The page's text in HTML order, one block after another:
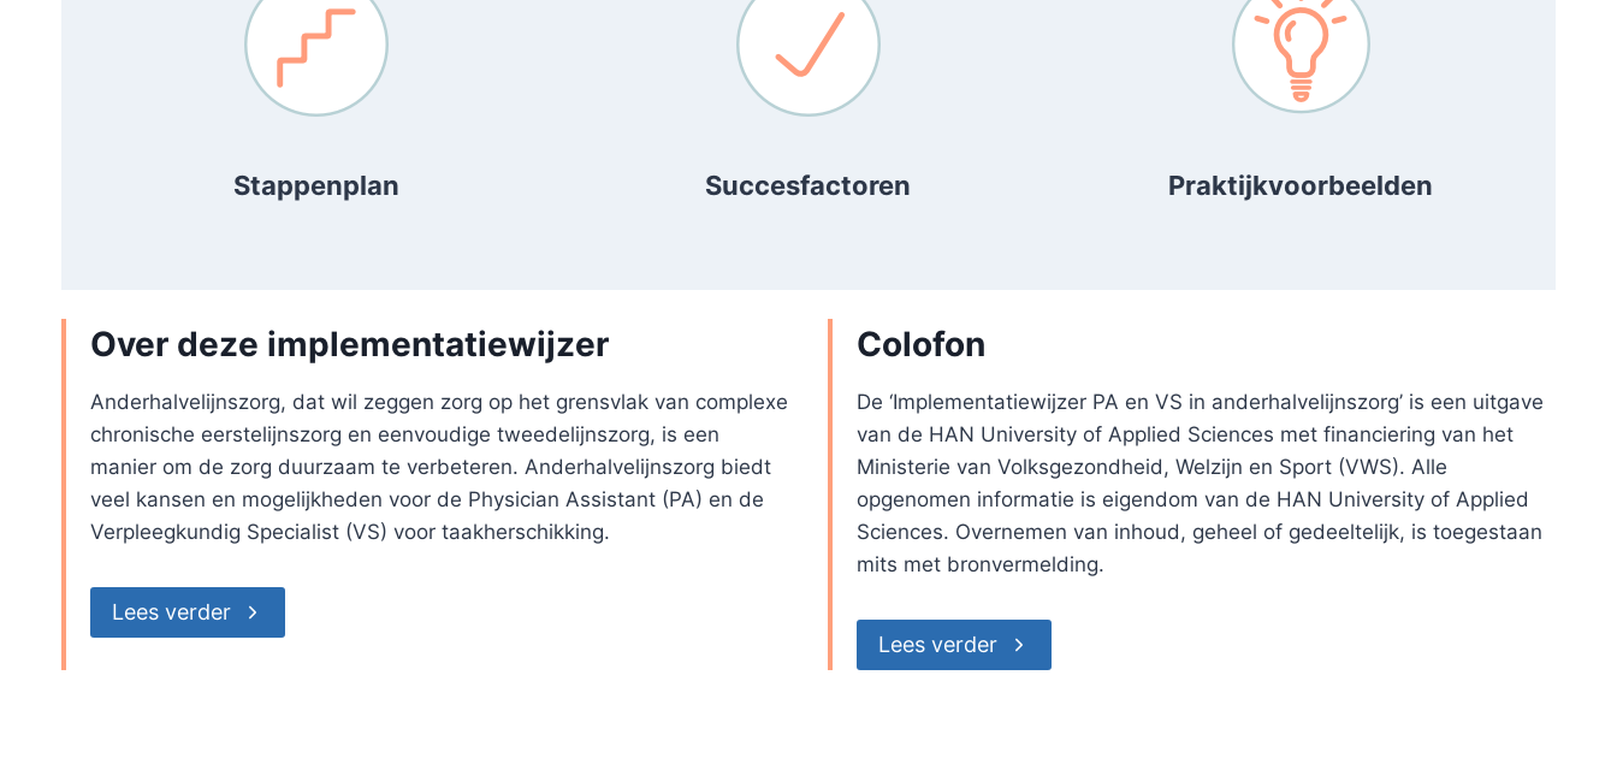
Stappenplan Succesfactoren Praktijkvoorbeelden
Over deze implementatiewijzer
Anderhalvelijnszorg, dat wil zeggen zorg op het grensvlak van complexe
chronische eerstelijnszorg en eenvoudige tweedelijnszorg, is een
manier om de zorg duurzaam te verbeteren. Anderhalvelijnszorg biedt
veel kansen en mogelijkheden voor de Physician Assistant (PA) en de
Verpleegkundig Specialist (VS) voor taakherschikking.
Lees verder
Colofon
De ‘Implementatiewijzer PA en VS in anderhalvelijnszorg’ is een uitgave
van de HAN University of Applied Sciences met financiering van het
Ministerie van Volksgezondheid, Welzijn en Sport (VWS). Alle
opgenomen informatie is eigendom van de HAN University of Applied
Sciences. Overnemen van inhoud, geheel of gedeeltelijk, is toegestaan
mits met bronvermelding.
Lees verder